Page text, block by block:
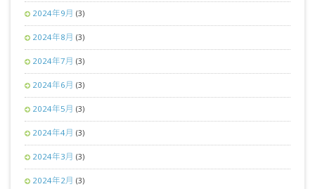
2024年9月 (3)
2024年8月 (3)
2024年7月 (3)
2024年6月 (3)
2024年5月 (3)
2024年4月 (3)
2024年3月 (3)
2024年2月 (3)